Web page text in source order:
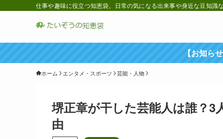
仕事や趣味に役立つ知恵袋。日常の気になる出来事や身近な豆知識
【お知ら
ホーム エンタメ・スポーツ 芸能・人物
堺正章が干した芸能人は誰？
由